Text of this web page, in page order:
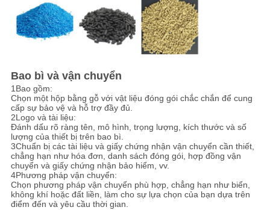
Bao bì và vận chuyển
1Bao gồm:
Chọn một hộp bằng gỗ với vật liệu đóng gói chắc chắn để cung
cấp sự bảo vệ và hỗ trợ đầy đủ.
2Logo và tài liệu:
Đánh dấu rõ ràng tên, mô hình, trọng lượng, kích thước và số
lượng của thiết bị trên bao bì.
3Chuẩn bị các tài liệu và giấy chứng nhận vận chuyển cần thiết,
chẳng hạn như hóa đơn, danh sách đóng gói, hợp đồng vận
chuyển và giấy chứng nhận bảo hiểm, vv.
4Phương pháp vận chuyển:
Chọn phương pháp vận chuyển phù hợp, chẳng hạn như biển,
không khí hoặc đất liền, làm cho sự lựa chọn của bạn dựa trên
điểm đến và yêu cầu thời gian.